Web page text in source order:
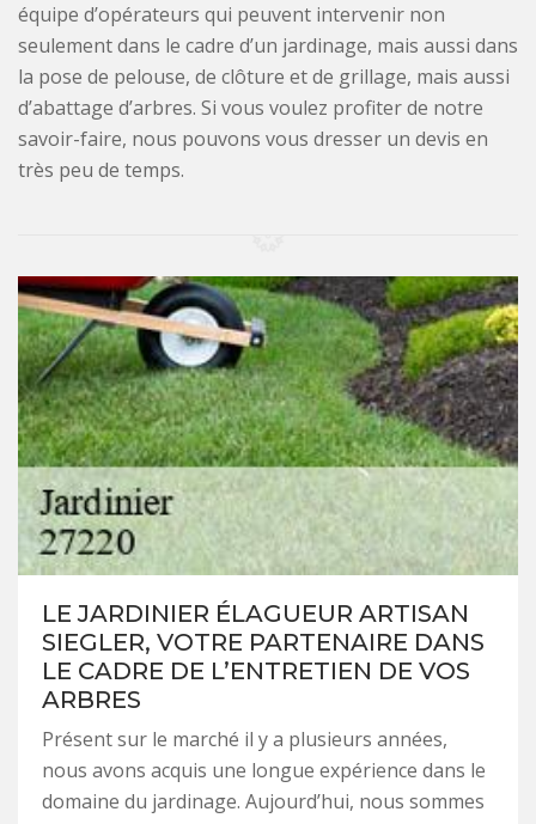
équipe d’opérateurs qui peuvent intervenir non
seulement dans le cadre d’un jardinage, mais aussi dans
la pose de pelouse, de clôture et de grillage, mais aussi
d’abattage d’arbres. Si vous voulez profiter de notre
savoir-faire, nous pouvons vous dresser un devis en
très peu de temps.
LE JARDINIER ÉLAGUEUR ARTISAN
SIEGLER, VOTRE PARTENAIRE DANS
LE CADRE DE L’ENTRETIEN DE VOS
ARBRES
Présent sur le marché il y a plusieurs années,
nous avons acquis une longue expérience dans le
domaine du jardinage. Aujourd’hui, nous sommes